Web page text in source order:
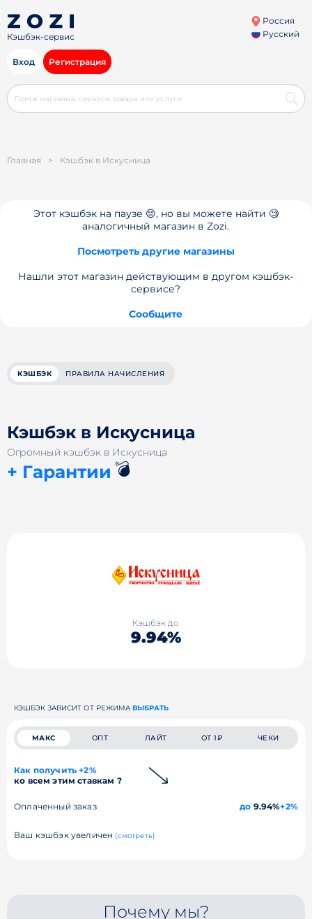
Кэшбэк-сервис
Россия
Русский
Вход Регистрация
Главная > Кэшбэк в Искусница
Этот кэшбэк на паузе 😔, но вы можете найти 🧐
аналогичный магазин в Zozi.
Посмотреть другие магазины
Нашли этот магазин действующим в другом кэшбэк-
сервисе?
Сообщите
КЭШБЭК ПРАВИЛА НАЧИСЛЕНИЯ
Кэшбэк в Искусница
Огромный кэшбэк в Искусница
+ Гарантии 💣
Кэшбэк до
9.94%
КЭШБЭК ЗАВИСИТ ОТ РЕЖИМА ВЫБРАТЬ
МАКС ОПТ ЛАЙТ ОТ 1₽ ЧЕКИ
Как получить +2%
ко всем этим ставкам ?
Оплаченный заказ до 9.94%+2%
Ваш кэшбэк увеличен (смотреть)
Почему мы?